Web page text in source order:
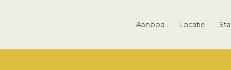
Aanbod Locatie